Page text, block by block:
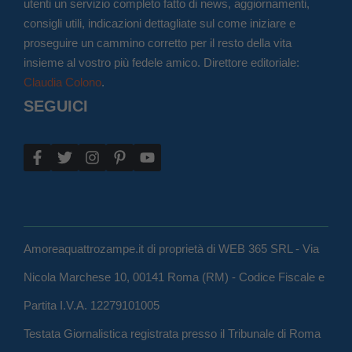
utenti un servizio completo fatto di news, aggiornamenti,
consigli utili, indicazioni dettagliate sul come iniziare e
proseguire un cammino corretto per il resto della vita
insieme al vostro più fedele amico. Direttore editoriale:
Claudia Colono.
SEGUICI
Amoreaquattrozampe.it di proprietà di WEB 365 SRL - Via
Nicola Marchese 10, 00141 Roma (RM) - Codice Fiscale e
Partita I.V.A. 12279101005
Testata Giornalistica registrata presso il Tribunale di Roma